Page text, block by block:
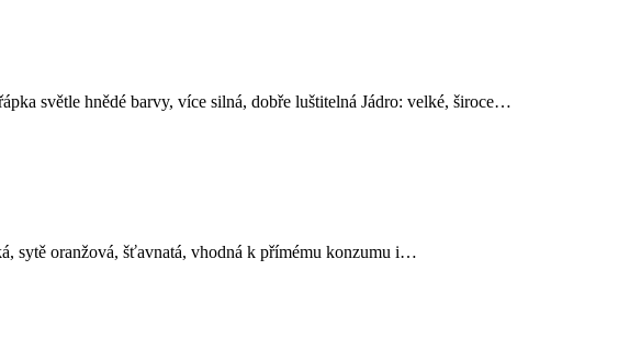
světle hnědé barvy, více silná, dobře luštitelná Jádro: velké, široce…
sytě oranžová, šťavnatá, vhodná k přímému konzumu i…